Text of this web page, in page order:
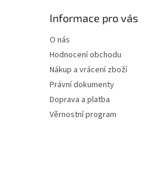
Informace pro vás
O nás
Hodnocení obchodu
Nákup a vrácení zboží
Právní dokumenty
Doprava a platba
Věrnostní program